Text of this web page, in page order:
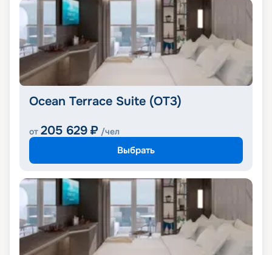
Ocean Terrace Suite (OT3)
от 205 629 ₽ /чел
Выбрать